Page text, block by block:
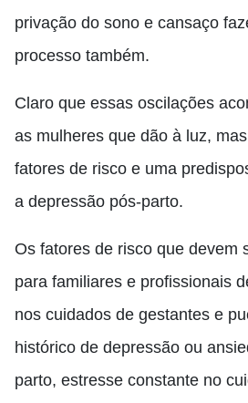
privação do sono e cansaço
processo também.
Claro que essas oscilações
as mulheres que dão à luz,
fatores de risco e uma
a depressão pós-parto.
Os fatores de risco que devem
para familiares e profissionais
nos cuidados de gestantes e
histórico de depressão ou
parto, estresse constante no